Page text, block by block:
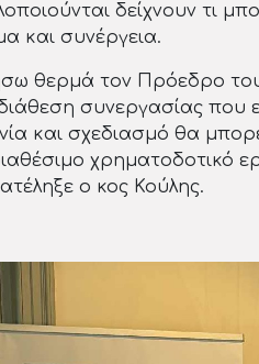
δείχνουν τι
και συνέργεια.
θερμά τον Πρόεδρο
συνεργασίας που
και σχεδιασμό θα
χρηματοδοτικό
ο κος Κούλης.